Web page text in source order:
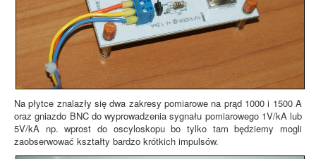
Na płytce znalazły się dwa zakresy pomiarowe na prąd 1000 i 1500 A
oraz gniazdo BNC do wyprowadzenia sygnału pomiarowego 1V/kA lub
5V/kA np. wprost do oscyloskopu bo tylko tam będziemy mogli
zaobserwować kształty bardzo krótkich impulsów.